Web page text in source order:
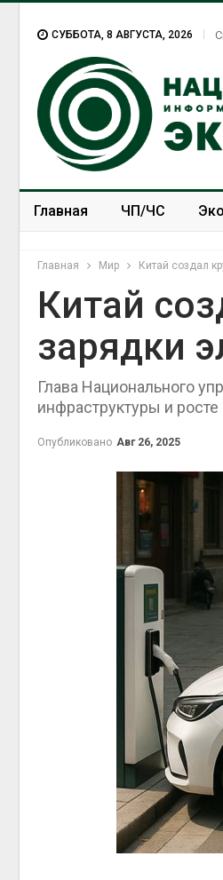
СУББОТА, 8 АВГУСТА, 2026
Главная ЧП/ЧС
Главная Мир Китай создал
Китай
зарядки
Глава Национального
инфраструктуры и
Опубликовано Авг 26, 2025